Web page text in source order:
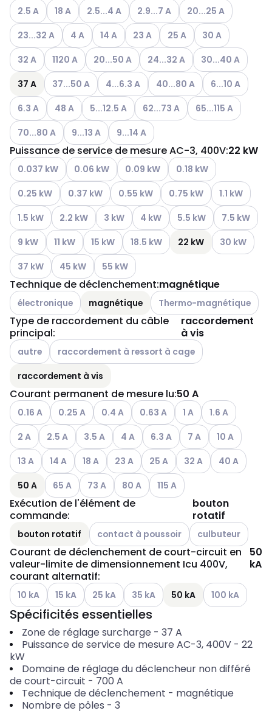
Autres variantes (combinaison actuelle impossible)
2.5 A Autres variantes (combinaison actuelle impossible)
18 A Autres variantes (combinaison actuelle
2.5...4 A Autres variantes (combinaison
2.9...7 A Autres variantes
20...25 A
Autres variantes (combinaison actuelle impossible)
23...32 A Autres variantes (combinaison actuelle
4 A Autres variantes (combinaison actuelle
14 A Autres variantes (combinaison
23 A Autres variantes
25 A Autres variantes
30 A
Autres variantes (combinaison actuelle impossible)
32 A Autres variantes (combinaison actuelle impossible)
1120 A Autres variantes (combinaison actuelle
20...50 A Autres variantes
24...32 A Autres variantes
30...40 A
37 A
Autres variantes (combinaison actuelle impossible)
37...50 A Autres variantes (combinaison actuelle
4...6.3 A Autres variantes
40...80 A Autres
6...10 A
Autres variantes (combinaison actuelle impossible)
6.3 A Autres variantes (combinaison actuelle impossible)
48 A Autres variantes (combinaison actuelle
5...12.5 A Autres variantes (combinaison
62...73 A Autres variantes
65...115 A
Autres variantes (combinaison actuelle impossible)
70...80 A Autres variantes (combinaison actuelle
9...13 A Autres variantes (combinaison
9...14 A
Puissance de service de mesure AC-3, 400V:22 kW
Autres variantes (combinaison actuelle impossible)
0.037 kW Autres variantes (combinaison actuelle
0.06 kW Autres variantes (combinaison
0.09 kW Autres variantes
0.18 kW
Autres variantes (combinaison actuelle impossible)
0.25 kW Autres variantes (combinaison actuelle
0.37 kW Autres variantes (combinaison
0.55 kW Autres variantes
0.75 kW Autres
1.1 kW
Autres variantes (combinaison actuelle impossible)
1.5 kW Autres variantes (combinaison actuelle impossible)
2.2 kW Autres variantes (combinaison actuelle
3 kW Autres variantes (combinaison
4 kW Autres variantes
5.5 kW Autres
7.5 kW
Autres variantes (combinaison actuelle impossible)
9 kW Autres variantes (combinaison actuelle impossible)
11 kW Autres variantes (combinaison actuelle
15 kW Autres variantes (combinaison
18.5 kW 22 kW Autres
30 kW
Autres variantes (combinaison actuelle impossible)
37 kW Autres variantes (combinaison actuelle impossible)
45 kW Autres variantes (combinaison actuelle
55 kW
Technique de déclenchement:magnétique
Autres variantes (combinaison actuelle impossible)
électronique magnétique Autres variantes
Thermo-magnétique
Type de raccordement du câble
principal:
raccordement
à vis
Autres variantes (combinaison actuelle impossible)
autre Autres variantes (combinaison actuelle impossible)
raccordement à ressort à cage
raccordement à vis
Courant permanent de mesure lu:50 A
Autres variantes (combinaison actuelle impossible)
0.16 A Autres variantes (combinaison actuelle impossible)
0.25 A Autres variantes (combinaison actuelle
0.4 A Autres variantes (combinaison
0.63 A Autres variantes
1 A Autres
1.6 A
Autres variantes (combinaison actuelle impossible)
2 A Autres variantes (combinaison actuelle impossible)
2.5 A Autres variantes (combinaison actuelle
3.5 A Autres variantes (combinaison
4 A Autres variantes
6.3 A Autres variantes
7 A Autres
10 A
Autres variantes (combinaison actuelle impossible)
13 A Autres variantes (combinaison actuelle impossible)
14 A Autres variantes (combinaison actuelle
18 A Autres variantes (combinaison
23 A Autres variantes
25 A Autres variantes
32 A Autres
40 A
50 A
Autres variantes (combinaison actuelle impossible)
65 A Autres variantes (combinaison actuelle
73 A Autres variantes (combinaison
80 A Autres variantes
115 A
Exécution de l'élément de
commande:
bouton
rotatif
bouton rotatif Autres variantes (combinaison actuelle
contact à poussoir Autres variantes
culbuteur
Courant de déclenchement de court-circuit en
valeur-limite de dimensionnement Icu 400V,
courant alternatif:
50
kA
Autres variantes (combinaison actuelle impossible)
10 kA Autres variantes (combinaison actuelle impossible)
15 kA Autres variantes (combinaison actuelle
25 kA Autres variantes (combinaison
35 kA 50 kA Autres
100 kA
Spécificités essentielles
Zone de réglage surcharge - 37 A
Puissance de service de mesure AC-3, 400V- 22
kW
Domaine de réglage du déclencheur non différé
de court-circuit - 700 A
Technique de déclenchement - magnétique
Nombre de pôles - 3